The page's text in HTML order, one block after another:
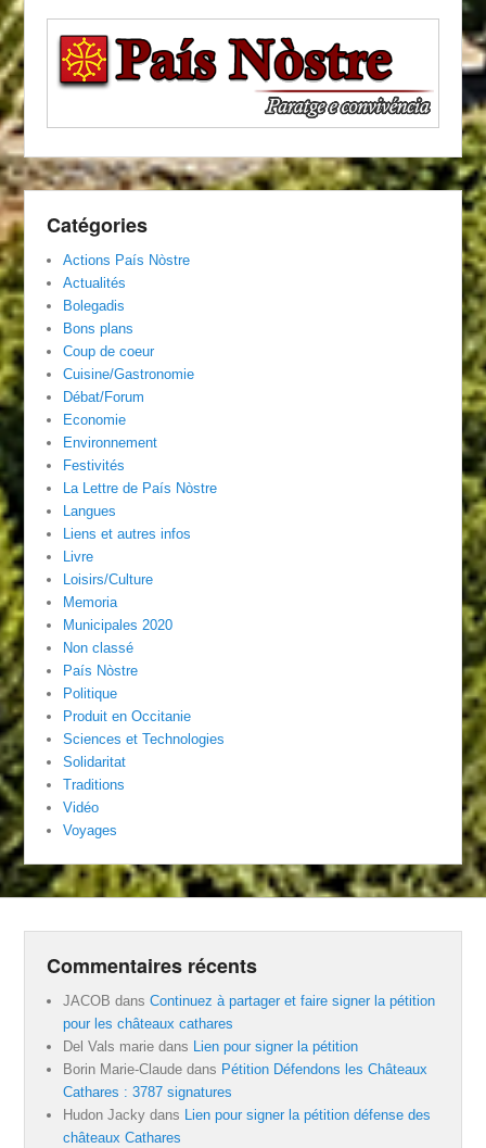
Catégories
Actions País Nòstre
Actualités
Bolegadis
Bons plans
Coup de coeur
Cuisine/Gastronomie
Débat/Forum
Economie
Environnement
Festivités
La Lettre de País Nòstre
Langues
Liens et autres infos
Livre
Loisirs/Culture
Memoria
Municipales 2020
Non classé
País Nòstre
Politique
Produit en Occitanie
Sciences et Technologies
Solidaritat
Traditions
Vidéo
Voyages
Commentaires récents
JACOB dansContinuez à partager et faire signer la pétition
pour les châteaux cathares
Del Vals marie dans Lien pour signer la pétition
Borin Marie-Claude dans Pétition Défendons les Châteaux
Cathares : 3787 signatures
Hudon Jacky dans Lien pour signer la pétition défense des
châteaux Cathares